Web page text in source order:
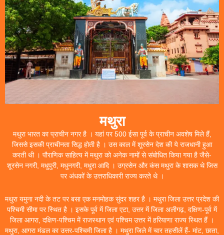
मथुरा
मथुरा भारत का प्राचीन नगर है । यहां पर 500 ईसा पूर्व के प्राचीन अवशेष मिले हैं,
जिससे इसकी प्राचीनता सिद्ध होती है । उस काल में शूरसेन देश की ये राजधानी हुआ
करती थी । पौराणिक साहित्य में मथुरा को अनेक नामों से संबोधित किया गया है जैसे-
शूरसेन नगरी, मधुपुरी, मधुनगरी, मधुरा आदि । उग्रसेन और कंस मथुरा के शासक थे जिस
पर अंधकों के उत्तराधिकारी राज्य करते थे ।
मथुरा यमुना नदी के तट पर बसा एक मनमोहक सुंदर शहर है । मथुरा जिला उत्तर प्रदेश की
पश्चिमी सीमा पर स्थित है । इसके पूर्व में जिला एटा, उत्तर में जिला अलीगढ़, दक्षिण-पूर्व में
जिला आगरा, दक्षिण-पश्चिम में राजस्थान एवं पश्चिम उत्तर में हरियाणा राज्य स्थित हैं ।
मथुरा, आगरा मंडल का उत्तर-पश्चिमी जिला है । मथुरा जिले में चार तहसीलें हैं- मांट, छाता,